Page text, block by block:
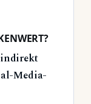
indirekt
Media-